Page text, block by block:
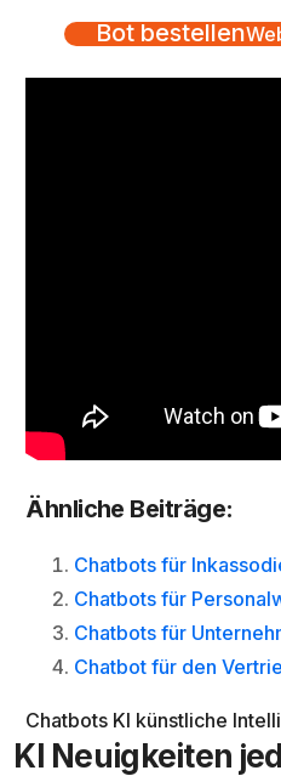
Bot bestellen
Ähnliche Beiträge:
Chatbots für
Chatbots für
Chatbots für
Chatbot für den
Chatbots KI künstliche
KI Neuigkeiten